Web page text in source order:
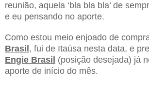
reunião, aquela ‘bla bla bla’ de
e eu pensando no aporte.
Como estou meio enjoado de
Brasil , fui de Itaúsa nesta data, e
Engie Brasil (posição desejada) já
aporte de início do mês.